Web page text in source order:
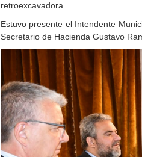
retroexcavadora.
Estuvo presente el Intendente
Secretario de Hacienda Gustavo